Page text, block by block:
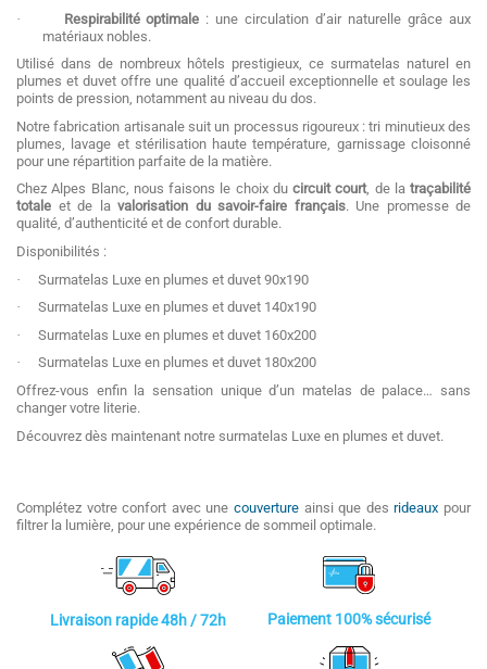
·
Respirabilité optimale : une circulation d’air naturelle grâce aux
matériaux nobles.
Utilisé dans de nombreux hôtels prestigieux, ce surmatelas naturel en
plumes et duvet offre une qualité d’accueil exceptionnelle et soulage les
points de pression, notamment au niveau du dos.
Notre fabrication artisanale suit un processus rigoureux : tri minutieux des
plumes, lavage et stérilisation haute température, garnissage cloisonné
pour une répartition parfaite de la matière.
Chez Alpes Blanc, nous faisons le choix du circuit court, de la traçabilité
totale et de la valorisation du savoir-faire français. Une promesse de
qualité, d’authenticité et de confort durable.
Disponibilités :
·
Surmatelas Luxe en plumes et duvet 90x190
·
Surmatelas Luxe en plumes et duvet 140x190
·
Surmatelas Luxe en plumes et duvet 160x200
·
Surmatelas Luxe en plumes et duvet 180x200
Offrez-vous enfin la sensation unique d’un matelas de palace… sans
changer votre literie.
Découvrez dès maintenant notre surmatelas Luxe en plumes et duvet.
Complétez votre confort avec une couverture ainsi que desrideaux pour
filtrer la lumière, pour une expérience de sommeil optimale.
Livraison rapide 48h / 72h Paiement 100% sécurisé